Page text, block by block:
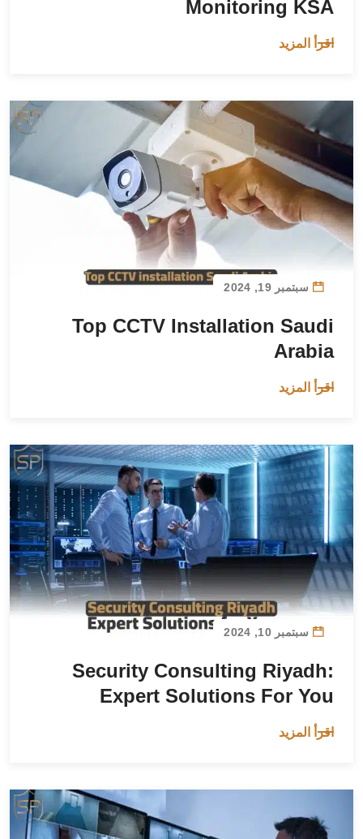
Monitoring KSA
اقرأ المزيد
سبتمبر 19, 2024
Top CCTV Installation Saudi
Arabia
اقرأ المزيد
سبتمبر 10, 2024
Security Consulting Riyadh:
Expert Solutions For You
اقرأ المزيد